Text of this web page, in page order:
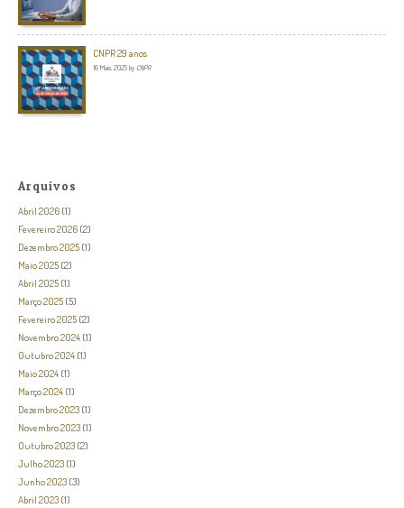
CNPR 29 anos
16 Maio, 2025 by CNPR
Arquivos
Abril 2026 (1)
Fevereiro 2026 (2)
Dezembro 2025 (1)
Maio 2025 (2)
Abril 2025 (1)
Março 2025 (5)
Fevereiro 2025 (2)
Novembro 2024 (1)
Outubro 2024 (1)
Maio 2024 (1)
Março 2024 (1)
Dezembro 2023 (1)
Novembro 2023 (1)
Outubro 2023 (2)
Julho 2023 (1)
Junho 2023 (3)
Abril 2023 (1)